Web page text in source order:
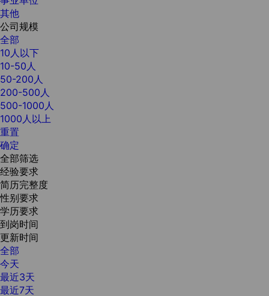
其他
公司规模
全部
10人以下
10-50人
50-200人
200-500人
500-1000人
1000人以上
重置
确定
全部筛选
经验要求
简历完整度
性别要求
学历要求
到岗时间
更新时间
全部
今天
最近3天
最近7天